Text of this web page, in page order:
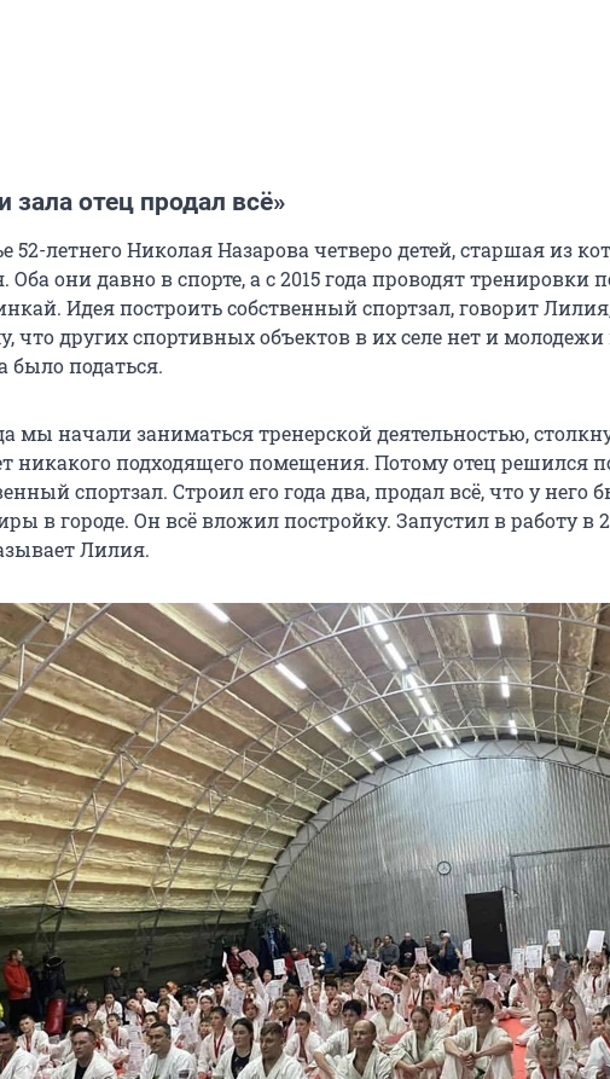
зала отец продал всё»
52-летнего Николая Назарова четверо детей, старшая из
Оба они давно в спорте, а с 2015 года проводят тренировки
Идея построить собственный спортзал, говорит
что других спортивных объектов в их селе нет и молодежи
было податься.
мы начали заниматься тренерской деятельностью,
никакого подходящего помещения. Потому отец решился
спортзал. Строил его года два, продал всё, что у него
в городе. Он всё вложил постройку. Запустил в работу в
Лилия.